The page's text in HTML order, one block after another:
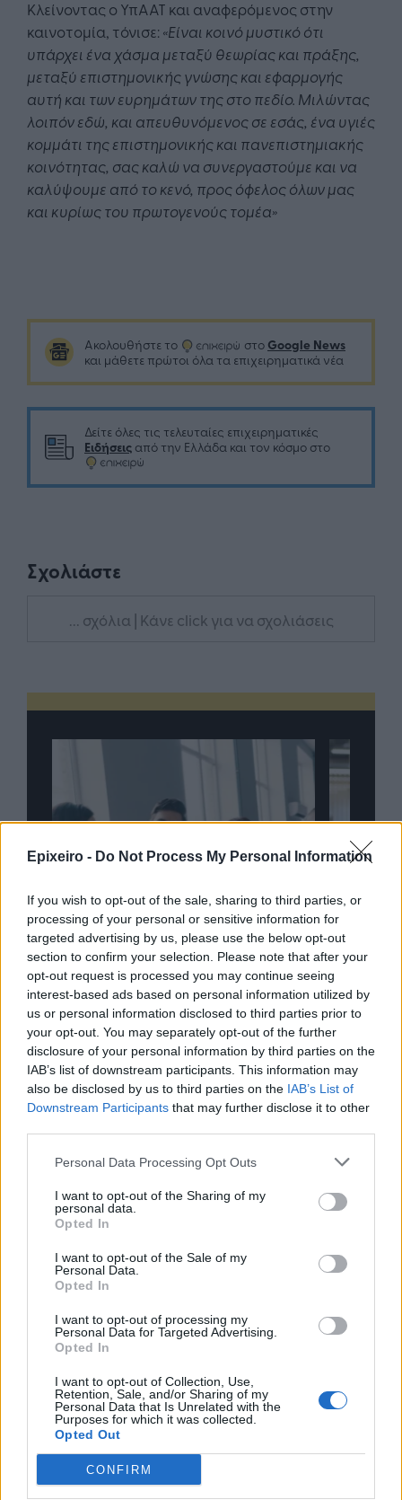
Epixeiro - Do Not Process My Personal Information
If you wish to opt-out of the sale, sharing to third parties, or
processing of your personal or sensitive information for
targeted advertising by us, please use the below opt-out
section to confirm your selection. Please note that after your
opt-out request is processed you may continue seeing
interest-based ads based on personal information utilized by
us or personal information disclosed to third parties prior to
your opt-out. You may separately opt-out of the further
disclosure of your personal information by third parties on the
IAB’s list of downstream participants. This information may
also be disclosed by us to third parties on the IAB’s List of
Downstream Participants that may further disclose it to other
Personal Data Processing Opt Outs
I want to opt-out of the Sharing of my
personal data.
Opted In
I want to opt-out of the Sale of my
Personal Data.
Opted In
I want to opt-out of processing my
Personal Data for Targeted Advertising.
Opted In
I want to opt-out of Collection, Use,
Retention, Sale, and/or Sharing of my
Personal Data that Is Unrelated with the
Purposes for which it was collected.
Opted Out
CONFIRM
Κλείνοντας ο ΥπΑΑΤ και αναφερόμενος στην
καινοτομία, τόνισε: «Είναι κοινό μυστικό ότι
υπάρχει ένα χάσμα μεταξύ θεωρίας και πράξης,
μεταξύ επιστημονικής γνώσης και εφαρμογής
αυτή και των ευρημάτων της στο πεδίο. Μιλώντας
λοιπόν εδώ, και απευθυνόμενος σε εσάς, ένα υγιές
κομμάτι της επιστημονικής και πανεπιστημιακής
κοινότητας, σας καλώ να συνεργαστούμε και να
καλύψουμε από το κενό, προς όφελος όλων μας
και κυρίως του πρωτογενούς τομέα»
Ακολουθήστε το στο Google News
και μάθετε πρώτοι όλα τα επιχειρηματικά νέα
Δείτε όλες τις τελευταίες επιχειρηματικές
Ειδήσεις από την Ελλάδα και τον κόσμο στο
Σχολιάστε
... σχόλια | Κάνε click για να σχολιάσεις
TP Greece: Πώς διαμορφώνεται το
μέλλον του Insurance στην εποχή του AI
Η
Advertorial
Περισσότερα από το
Καλαφάτης: «Έχουν δημιουργηθεί
20.000 νέες θέσεις εργασίας
τελευταία επτά χρόνια στην
Ελλάδα»
10/08/26|11:14
σήμερα η υποβολή αιτήσεων
χωρίς περιορισμό στο ΑΦΜ